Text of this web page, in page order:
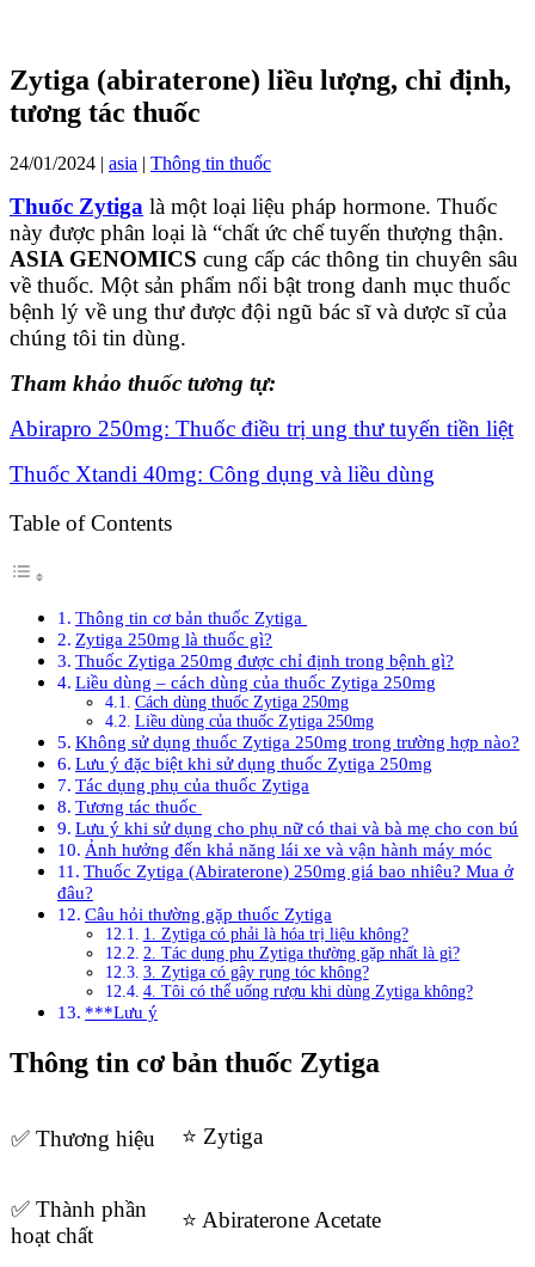
Zytiga (abiraterone) liều lượng, chỉ định,
tương tác thuốc
24/01/2024 | asia | Thông tin thuốc
Thuốc Zytiga là một loại liệu pháp hormone. Thuốc
này được phân loại là “chất ức chế tuyến thượng thận.
ASIA GENOMICS cung cấp các thông tin chuyên sâu
về thuốc. Một sản phẩm nổi bật trong danh mục thuốc
bệnh lý về ung thư được đội ngũ bác sĩ và dược sĩ của
chúng tôi tin dùng.
Tham khảo thuốc tương tự:
Abirapro 250mg: Thuốc điều trị ung thư tuyến tiền liệt
Thuốc Xtandi 40mg: Công dụng và liều dùng
Table of Contents
Thông tin cơ bản thuốc Zytiga
Zytiga 250mg là thuốc gì?
Thuốc Zytiga 250mg được chỉ định trong bệnh gì?
Liều dùng – cách dùng của thuốc Zytiga 250mg
Cách dùng thuốc Zytiga 250mg
Liều dùng của thuốc Zytiga 250mg
Không sử dụng thuốc Zytiga 250mg trong trường hợp nào?
Lưu ý đặc biệt khi sử dụng thuốc Zytiga 250mg
Tác dụng phụ của thuốc Zytiga
Tương tác thuốc
Lưu ý khi sử dụng cho phụ nữ có thai và bà mẹ cho con bú
Ảnh hưởng đến khả năng lái xe và vận hành máy móc
Thuốc Zytiga (Abiraterone) 250mg giá bao nhiêu? Mua ở
đâu?
Câu hỏi thường gặp thuốc Zytiga
1. Zytiga có phải là hóa trị liệu không?
2. Tác dụng phụ Zytiga thường gặp nhất là gì?
3. Zytiga có gây rụng tóc không?
4. Tôi có thể uống rượu khi dùng Zytiga không?
***Lưu ý
Thông tin cơ bản thuốc Zytiga
✅ Thương hiệu ⭐ Zytiga
✅ Thành phần
hoạt chất
⭐ Abiraterone Acetate